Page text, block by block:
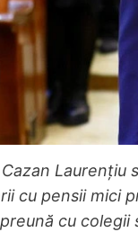
cu pensii mici
cu colegii